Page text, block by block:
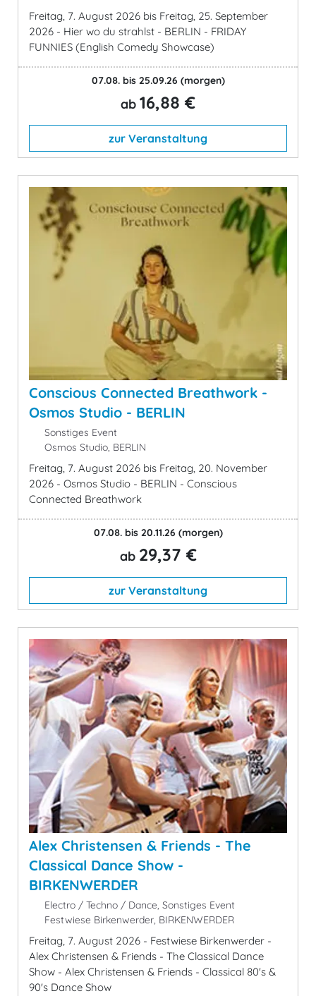
Freitag, 7. August 2026 bis Freitag, 25. September
2026 - Hier wo du strahlst - BERLIN - FRIDAY
FUNNIES (English Comedy Showcase)
07.08. bis 25.09.26 (morgen)
ab 16,88 €
zur Veranstaltung
Conscious Connected Breathwork -
Osmos Studio - BERLIN
Sonstiges Event
Osmos Studio, BERLIN
Freitag, 7. August 2026 bis Freitag, 20. November
2026 - Osmos Studio - BERLIN - Conscious
Connected Breathwork
07.08. bis 20.11.26 (morgen)
ab 29,37 €
zur Veranstaltung
Alex Christensen & Friends - The
Classical Dance Show -
BIRKENWERDER
Electro / Techno / Dance, Sonstiges Event
Festwiese Birkenwerder, BIRKENWERDER
Freitag, 7. August 2026 - Festwiese Birkenwerder -
Alex Christensen & Friends - The Classical Dance
Show - Alex Christensen & Friends - Classical 80's &
90's Dance Show